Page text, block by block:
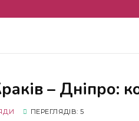
–
ПЕРЕГЛЯДІВ: 5